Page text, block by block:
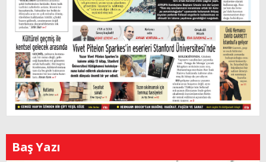
Baş Yazı